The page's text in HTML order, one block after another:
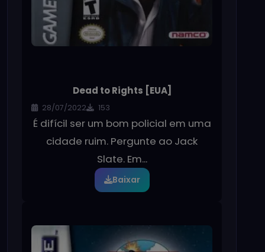
Dead to Rights [EUA]
28/07/2022 153
É difícil ser um bom policial em uma
cidade ruim. Pergunte ao Jack
Slate. Em...
Baixar